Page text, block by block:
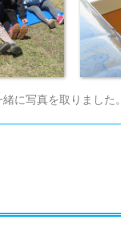
に写真を取りました。